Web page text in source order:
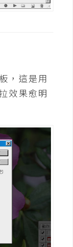
，這是用
效果愈明